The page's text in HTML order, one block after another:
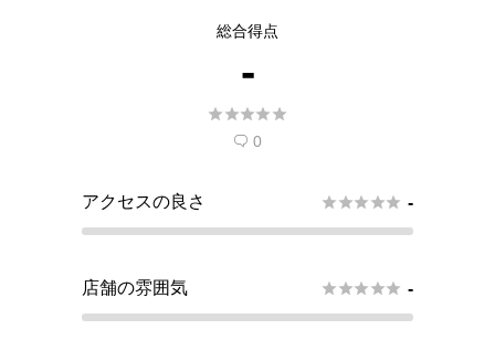
トする
人 がこの店舗での査定受付開始を希
望しています。
総合得点
-

 0
アクセスの良さ  -
店舗の雰囲気  -